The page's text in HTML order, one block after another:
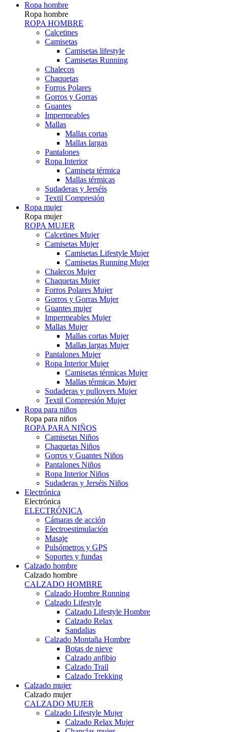
Ropa hombre
Ropa hombre
ROPA HOMBRE
Calcetines
Camisetas
Camisetas lifestyle
Camisetas Running
Chalecos
Chaquetas
Forros Polares
Gorros y Gorras
Guantes
Impermeables
Mallas
Mallas cortas
Mallas largas
Pantalones
Ropa Interior
Camiseta térmica
Mallas térmicas
Sudaderas y Jerséis
Textil Compresión
Ropa mujer
Ropa mujer
ROPA MUJER
Calcetines Mujer
Camisetas Mujer
Camisetas Lifestyle Mujer
Camisetas Running Mujer
Chalecos Mujer
Chaquetas Mujer
Forros Polares Mujer
Gorros y Gorras Mujer
Guantes mujer
Impermeables Mujer
Mallas Mujer
Mallas cortas Mujer
Mallas largas Mujer
Pantalones Mujer
Ropa Interior Mujer
Camisetas térmicas Mujer
Mallas térmicas Mujer
Sudaderas y pullovers Mujer
Textil Compresión Mujer
Ropa para niños
Ropa para niños
ROPA PARA NIÑOS
Camisetas Niños
Chaquetas Niños
Gorros y Guantes Niños
Pantalones Niños
Ropa Interior Niños
Sudaderas y Jerséis Niños
Electrónica
Electrónica
ELECTRÓNICA
Cámaras de acción
Electroestimulación
Masaje
Pulsómetros y GPS
Soportes y fundas
Calzado hombre
Calzado hombre
CALZADO HOMBRE
Calzado Hombre Running
Calzado Lifestyle
Calzado Lifestyle Hombre
Calzado Relax
Sandalias
Calzado Montaña Hombre
Botas de nieve
Calzado anfibio
Calzado Trail
Calzado Trekking
Calzado mujer
Calzado mujer
CALZADO MUJER
Calzado Lifestyle Mujer
Calzado Relax Mujer